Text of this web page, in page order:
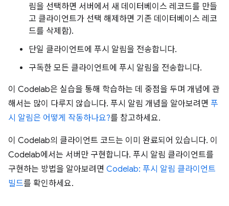
림을 선택하면 서버에서 새 데이터베이스 레코드를 만들
고 클라이언트가 선택 해제하면 기존 데이터베이스 레코
드를 삭제함).
단일 클라이언트에 푸시 알림을 전송합니다.
구독한 모든 클라이언트에 푸시 알림을 전송합니다.
이 Codelab은 실습을 통해 학습하는 데 중점을 두며 개념에 관
해서는 많이 다루지 않습니다. 푸시 알림 개념을 알아보려면 푸
시 알림은 어떻게 작동하나요?를 참고하세요.
이 Codelab의 클라이언트 코드는 이미 완료되어 있습니다. 이
Codelab에서는 서버만 구현합니다. 푸시 알림 클라이언트를
구현하는 방법을 알아보려면 Codelab: 푸시 알림 클라이언트
빌드를 확인하세요.